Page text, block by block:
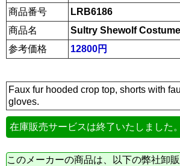
商品番号
LRB6186
商品名
Sultry Shewolf Costume
参考価格
12800円
Faux fur hooded crop top, shorts with
gloves.
在庫販売サービスは終了いたしました
このメーカーの商品は、以下の弊社卸